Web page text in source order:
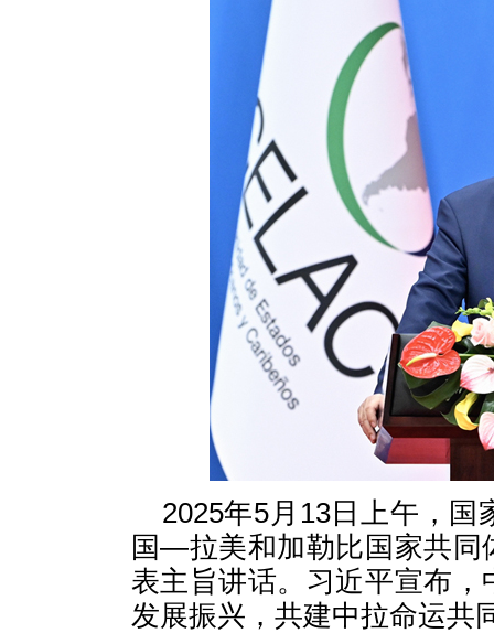
2025年5月13日上午，
国—拉美和加勒比国家共同
表主旨讲话。习近平宣布
发展振兴，共建中拉命运共